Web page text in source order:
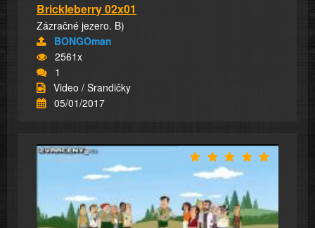
Brickleberry 02x01
Zázračné jezero. B)
BONGOman
2561x
1
Video / Srandičky
05/01/2017